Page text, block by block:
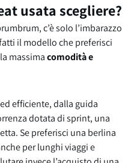
usata scegliere?
c’è solo l’imbarazzo
il modello che preferisci
massimacomodità e
efficiente, dalla guida
dotata di sprint, una
Se preferisci una berlina
per lunghi viaggi e